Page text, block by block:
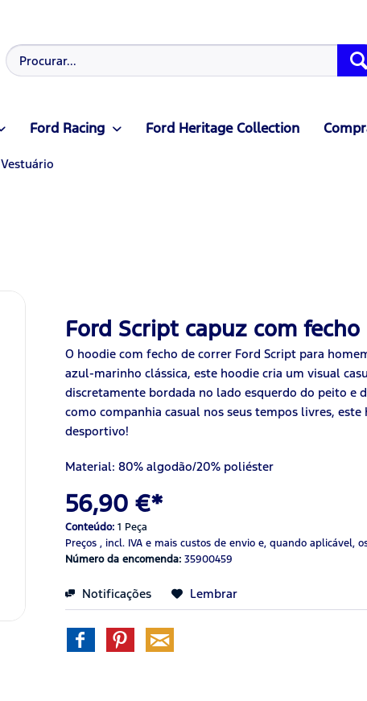
Ford Racing Ford Heritage Collection
Vestuário
Ford Script capuz com
O hoodie com fecho de correr Ford Script para
azul-marinho clássica, este hoodie cria um visual
discretamente bordada no lado esquerdo do peito e
como companhia casual nos seus tempos livres,
desportivo!
Material: 80% algodão/20% poliéster
56,90 €*
Conteúdo:1 Peça
Preços , incl. IVAe mais custos de envio e, quando aplicável,
Número da encomenda:35900459
Notificações Lembrar